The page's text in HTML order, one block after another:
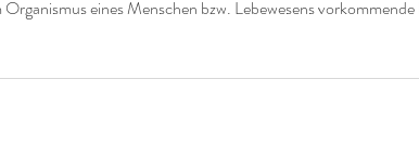
Das Mikrobiom ist die Gesamtheit aller im Organismus